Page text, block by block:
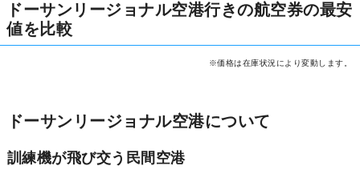
ドーサンリージョナル空港行きの航空券の最安
値を比較
※価格は在庫状況により変動します。
ドーサンリージョナル空港について
訓練機が飛び交う民間空港